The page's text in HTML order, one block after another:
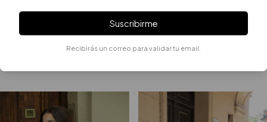
Suscribirme
Recibirás un correo para validar tu email.